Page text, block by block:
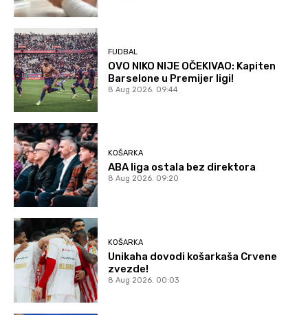
FUDBAL
OVO NIKO NIJE OČEKIVAO: Kapiten
Barselone u Premijer ligi!
8 Aug 2026. 09:44
KOŠARKA
ABA liga ostala bez direktora
8 Aug 2026. 09:20
KOŠARKA
Unikaha dovodi košarkaša Crvene
zvezde!
8 Aug 2026. 00:03